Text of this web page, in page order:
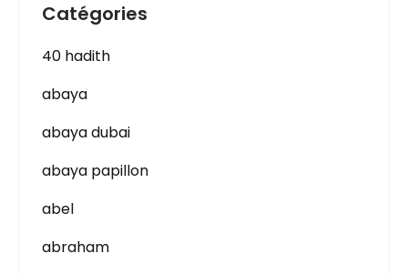
Catégories
40 hadith
abaya
abaya dubai
abaya papillon
abel
abraham